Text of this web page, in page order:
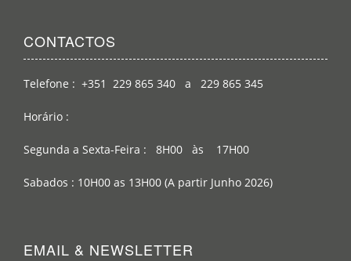
CONTACTOS
Telefone : +351 229 865 340 a 229 865 345
Horário :
Segunda a Sexta-Feira : 8H00 às 17H00
Sabados : 10H00 as 13H00 (A partir Junho 2026)
EMAIL & NEWSLETTER